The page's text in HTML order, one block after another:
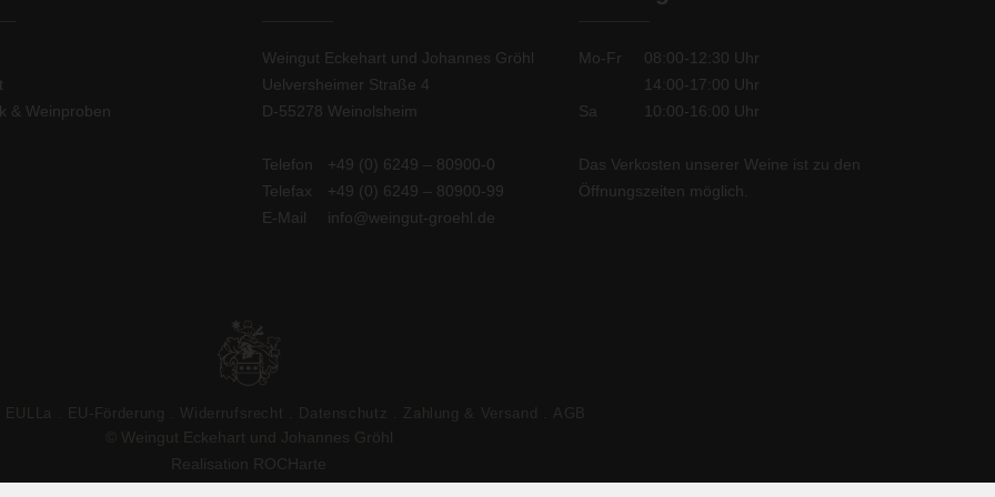
& Weinproben
Weingut Eckehart und Johannes Gröhl
Uelversheimer Straße 4
D-55278 Weinolsheim
Telefon
+49 (0) 6249 – 80900-0
Telefax
+49 (0) 6249 – 80900-99
E-Mail
info@weingut-groehl.de
Mo-Fr 08:00-12:30 Uhr
14:00-17:00 Uhr
Sa
10:00-16:00 Uhr
Das Verkosten unserer Weine ist zu den
Öffnungszeiten möglich.
EULLa EU-Förderung Widerrufsrecht Datenschutz Zahlung & Versand AGB
© Weingut Eckehart und Johannes Gröhl
Realisation ROCHarte